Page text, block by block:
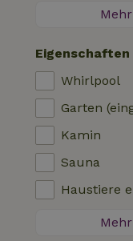
Zwischen
Auf einem
In den
Im
Eigenschaften
Whirlpool
Garten
Kamin
Sauna
Haustiere